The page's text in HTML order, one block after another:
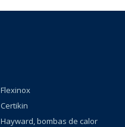
Flexinox
Certikin
Hayward, bombas de calor